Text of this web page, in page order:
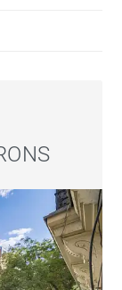
dispose
situé
service
par étage,
rare dans
Madrid.